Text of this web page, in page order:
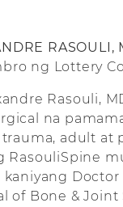
RASOULI,
ng Lottery
Rasouli,
na
adult at
RasouliSpine
kaniyang
of Bone &